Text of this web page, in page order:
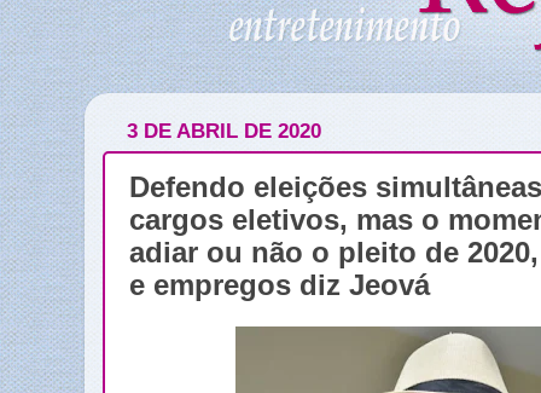
3 DE ABRIL DE 2020
Defendo eleições
cargos eletivos, mas o
adiar ou não o pleito de
e empregos diz Jeová